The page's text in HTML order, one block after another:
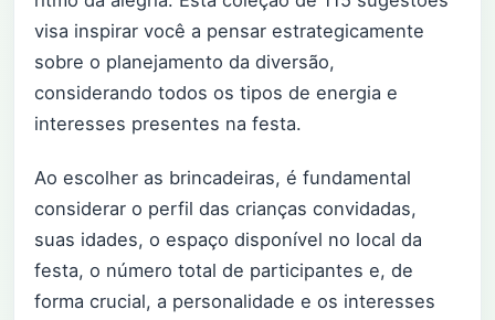
visa inspirar você a pensar estrategicamente
sobre o planejamento da diversão,
considerando todos os tipos de energia e
interesses presentes na festa.
Ao escolher as brincadeiras, é fundamental
considerar o perfil das crianças convidadas,
suas idades, o espaço disponível no local da
festa, o número total de participantes e, de
forma crucial, a personalidade e os interesses